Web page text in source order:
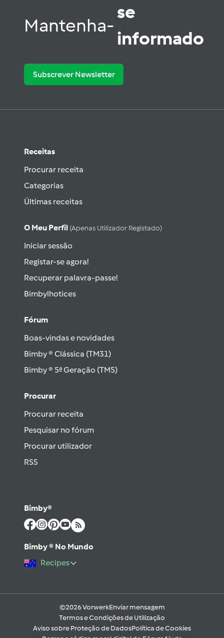
Mantenha-
se
informado
Subscrever Newsletter
Receitas
Procurar receita
Categorias
Últimas receitas
O Meu Perfil (apenas Utilizador Registado)
Iniciar sessão
Registar-se agora!
Recuperar palavra-passe!
Bimbylhotices
Fórum
Boas-vindas e novidades
Bimby ® Clássica (TM31)
Bimby ® 5ª Geração (TM5)
Procurar
Procurar receita
Pesquisar no fórum
Procurar utilizador
RSS
Bimby®
Bimby ® No Mundo
Recipes
©2026 VorwerkEnviar mensagem
Termos e Condições de Utilização
Aviso sobre Proteção de DadosPolítica de Cookies